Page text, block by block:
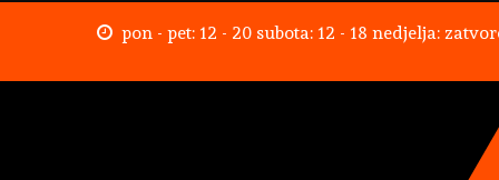
pon - pet: 12 - 20 subota: 12 - 18 nedjelja: